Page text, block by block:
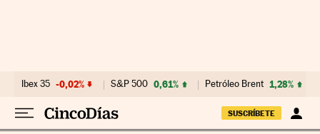
Ibex 35 -0,02% S&P 500 0,61% Petróleo Brent 1,28%
SUSCRÍBETE